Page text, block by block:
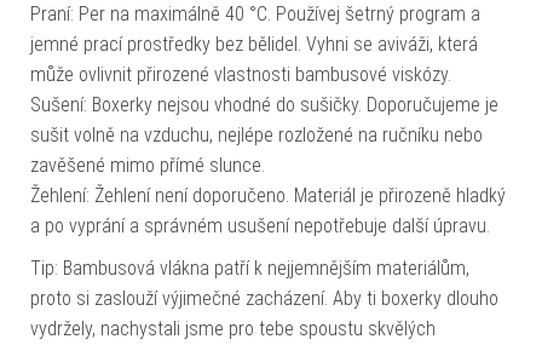
Praní: Per na maximálně 40 °C. Používej šetrný program a
jemné prací prostředky bez bělidel. Vyhni se aviváži, která
může ovlivnit přirozené vlastnosti bambusové viskózy.
Sušení: Boxerky nejsou vhodné do sušičky. Doporučujeme je
sušit volně na vzduchu, nejlépe rozložené na ručníku nebo
zavěšené mimo přímé slunce.
Žehlení: Žehlení není doporučeno. Materiál je přirozeně hladký
a po vyprání a správném usušení nepotřebuje další úpravu.
Tip: Bambusová vlákna patří k nejjemnějším materiálům,
proto si zaslouží výjimečné zacházení. Aby ti boxerky dlouho
vydržely, nachystali jsme pro tebe spoustu skvělých